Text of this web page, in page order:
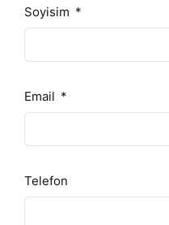
Soyisim
Email
Telefon